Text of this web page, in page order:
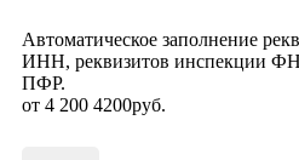
Автоматическое заполнение
ИНН, реквизитов инспекции
ПФР.
от 4 200 4200руб.